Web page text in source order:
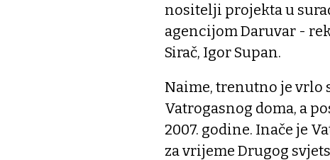
nositelji projekta u
agencijom Daruvar -
Sirač, Igor Supan.
Naime, trenutno je vrlo
Vatrogasnog doma, a
2007. godine. Inače je
za vrijeme Drugog